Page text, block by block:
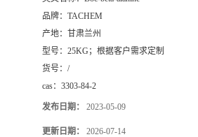
品牌： TACHEM
产地： 甘肃兰州
型号： 25KG；根据客户需求定制
货号： /
cas： 3303-84-2
发布日期： 2023-05-09
更新日期： 2026-07-14